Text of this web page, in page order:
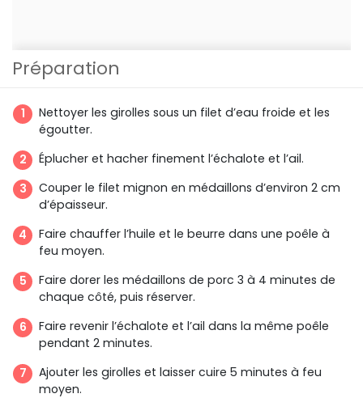
Préparation
Nettoyer les girolles sous un filet d’eau froide et les
égoutter.
Éplucher et hacher finement l’échalote et l’ail.
Couper le filet mignon en médaillons d’environ 2 cm
d’épaisseur.
Faire chauffer l’huile et le beurre dans une poêle à
feu moyen.
Faire dorer les médaillons de porc 3 à 4 minutes de
chaque côté, puis réserver.
Faire revenir l’échalote et l’ail dans la même poêle
pendant 2 minutes.
Ajouter les girolles et laisser cuire 5 minutes à feu
moyen.